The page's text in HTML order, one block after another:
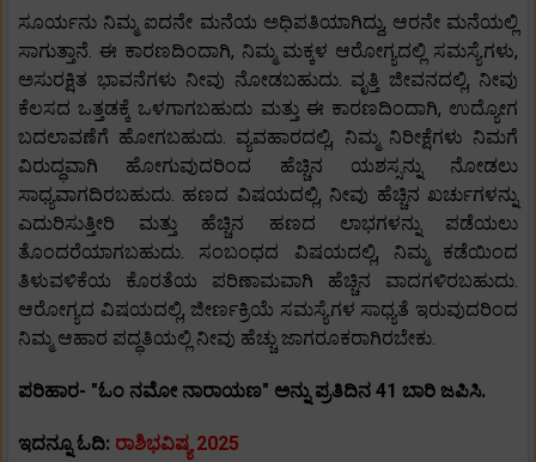
ಸೂರ್ಯನು ನಿಮ್ಮ ಐದನೇ ಮನೆಯ ಅಧಿಪತಿಯಾಗಿದ್ದು, ಆರನೇ ಮನೆಯಲ್ಲಿ
ಸಾಗುತ್ತಾನೆ. ಈ ಕಾರಣದಿಂದಾಗಿ, ನಿಮ್ಮ ಮಕ್ಕಳ ಆರೋಗ್ಯದಲ್ಲಿ ಸಮಸ್ಯೆಗಳು,
ಅಸುರಕ್ಷಿತ ಭಾವನೆಗಳು ನೀವು ನೋಡಬಹುದು. ವೃತ್ತಿ ಜೀವನದಲ್ಲಿ, ನೀವು
ಕೆಲಸದ ಒತ್ತಡಕ್ಕೆ ಒಳಗಾಗಬಹುದು ಮತ್ತು ಈ ಕಾರಣದಿಂದಾಗಿ, ಉದ್ಯೋಗ
ಬದಲಾವಣೆಗೆ ಹೋಗಬಹುದು. ವ್ಯವಹಾರದಲ್ಲಿ, ನಿಮ್ಮ ನಿರೀಕ್ಷೆಗಳು ನಿಮಗೆ
ವಿರುದ್ಧವಾಗಿ ಹೋಗುವುದರಿಂದ ಹೆಚ್ಚಿನ ಯಶಸ್ಸನ್ನು ನೋಡಲು
ಸಾಧ್ಯವಾಗದಿರಬಹುದು. ಹಣದ ವಿಷಯದಲ್ಲಿ, ನೀವು ಹೆಚ್ಚಿನ ಖರ್ಚುಗಳನ್ನು
ಎದುರಿಸುತ್ತೀರಿ ಮತ್ತು ಹೆಚ್ಚಿನ ಹಣದ ಲಾಭಗಳನ್ನು ಪಡೆಯಲು
ತೊಂದರೆಯಾಗಬಹುದು. ಸಂಬಂಧದ ವಿಷಯದಲ್ಲಿ, ನಿಮ್ಮ ಕಡೆಯಿಂದ
ತಿಳುವಳಿಕೆಯ ಕೊರತೆಯ ಪರಿಣಾಮವಾಗಿ ಹೆಚ್ಚಿನ ವಾದಗಳಿರಬಹುದು.
ಆರೋಗ್ಯದ ವಿಷಯದಲ್ಲಿ, ಜೀರ್ಣಕ್ರಿಯೆ ಸಮಸ್ಯೆಗಳ ಸಾಧ್ಯತೆ ಇರುವುದರಿಂದ
ನಿಮ್ಮ ಆಹಾರ ಪದ್ಧತಿಯಲ್ಲಿ ನೀವು ಹೆಚ್ಚು ಜಾಗರೂಕರಾಗಿರಬೇಕು.
ಪರಿಹಾರ- "ಓಂ ನಮೋ ನಾರಾಯಣ" ಅನ್ನು ಪ್ರತಿದಿನ 41 ಬಾರಿ ಜಪಿಸಿ.
ಇದನ್ನೂ ಓದಿ: ರಾಶಿಭವಿಷ್ಯ 2025